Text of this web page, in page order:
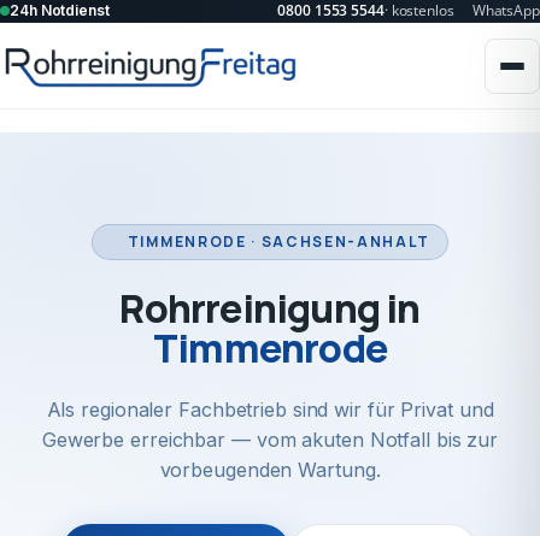
24h Notdienst 0800 1553 5544· kostenlos WhatsApp
TIMMENRODE · SACHSEN-ANHALT
Rohrreinigung in
Timmenrode
Als regionaler Fachbetrieb sind wir für Privat und
Gewerbe erreichbar — vom akuten Notfall bis zur
vorbeugenden Wartung.